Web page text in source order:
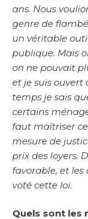
ans. Nous
genre de
un véritable
publique. Mais
on ne pouvait
et je suis ouvert
temps je sais
certains
faut maîtriser
mesure de
prix des loyers.
favorable, et
voté cette loi.
Quels sont les